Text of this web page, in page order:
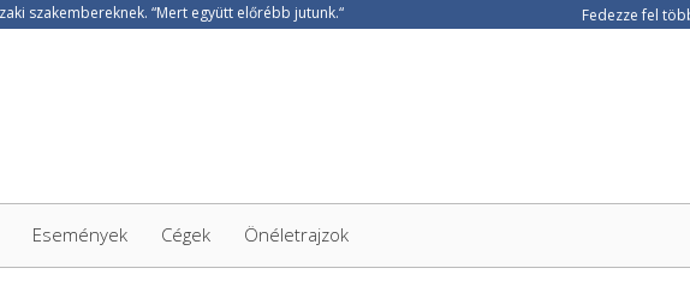
Fedezze fel
Események Cégek Önéletrajzok